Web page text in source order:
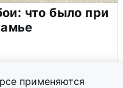
применяются
что было при